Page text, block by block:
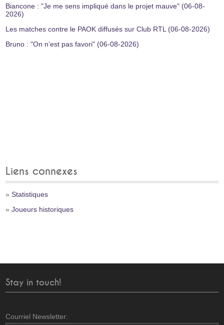
Biancone : "Je me sens impliqué dans le projet mauve" (06-08-
2026)
Les matches contre le PAOK diffusés sur Club RTL (06-08-2026)
Bruno : "On n’est pas favori" (06-08-2026)
Liens connexes
»Statistiques
»Joueurs historiques
Stay in touch!
Courriel Newsletter: